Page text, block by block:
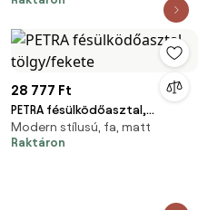
28 777 Ft
PETRA fésülködőasztal,
tölgy/fekete
Modern stílusú, fa, matt
Raktáron